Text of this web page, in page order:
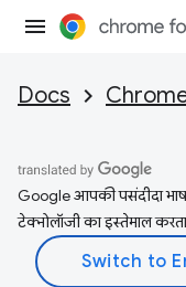
Docs
Google आपकी पसंदीदा
टेक्नोलॉजी का इस्तेमाल